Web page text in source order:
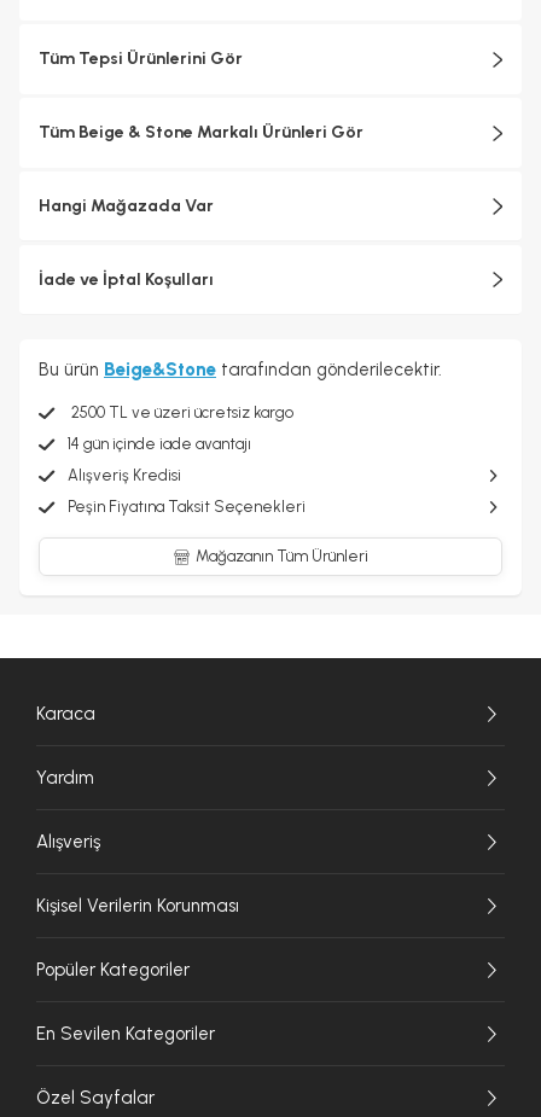
Tüm Tepsi Ürünlerini Gör
Tüm Beige & Stone Markalı Ürünleri Gör
Hangi Mağazada Var
İade ve İptal Koşulları
Bu ürün Beige&Stone tarafından gönderilecektir.
2500 TL ve üzeri ücretsiz kargo
14 gün içinde iade avantajı
Alışveriş Kredisi
Peşin Fiyatına Taksit Seçenekleri
Mağazanın Tüm Ürünleri
Karaca
Yardım
Alışveriş
Kişisel Verilerin Korunması
Popüler Kategoriler
En Sevilen Kategoriler
Özel Sayfalar